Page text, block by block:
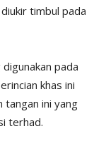
timbul pada
pada
khas ini
tangan ini yang
terhad.